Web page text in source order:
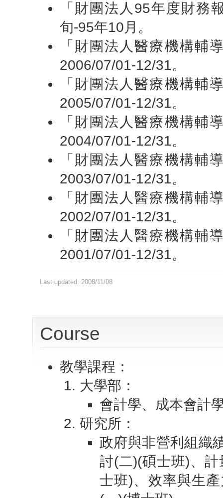
「財團法人95年度財務
旬-95年10月。
「財團法人醫療機構輔
2006/07/01-12/31。
「財團法人醫療機構輔
2005/07/01-12/31。
「財團法人醫療機構輔
2004/07/01-12/31。
「財團法人醫療機構輔
2003/07/01-12/31。
「財團法人醫療機構輔
2002/07/01-12/31。
「財團法人醫療機構輔
2001/07/01-12/31。
Last updated: 2008/11/08
Course
教學課程：
大學部：
會計學、成本會計
研究所：
政府與非營利組織
討(二)(碩士班)、
士班)、效率與生